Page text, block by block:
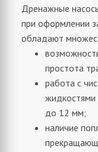
Дренажные
при оформлении
обладают
простота
работа с
до 12 мм;
наличие